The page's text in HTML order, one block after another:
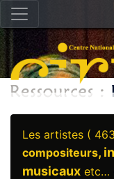
Les artistes (
compositeurs,
musicaux etc…